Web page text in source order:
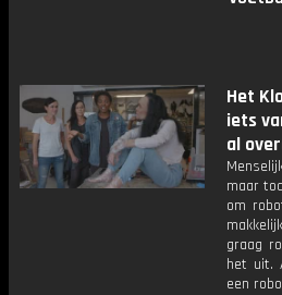
Het
iets
al
maar
om
graag
het uit.
een